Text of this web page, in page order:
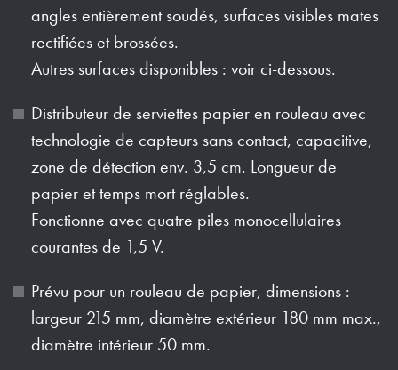
angles entièrement soudés, surfaces visibles mates
rectifiées et brossées.
Autres surfaces disponibles : voir ci-dessous.
Distributeur de serviettes papier en rouleau avec
technologie de capteurs sans contact, capacitive,
zone de détection env. 3,5 cm. Longueur de
papier et temps mort réglables.
Fonctionne avec quatre piles monocellulaires
courantes de 1,5 V.
Prévu pour un rouleau de papier, dimensions :
largeur 215 mm, diamètre extérieur 180 mm max.,
diamètre intérieur 50 mm.